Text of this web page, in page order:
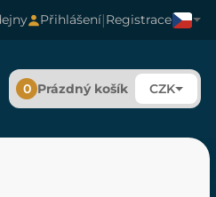
Přihlášení|Registrace
0 Prázdný košík CZK